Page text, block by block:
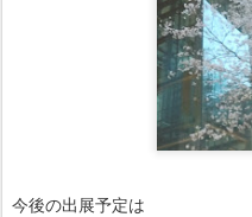
今後の出展予定は